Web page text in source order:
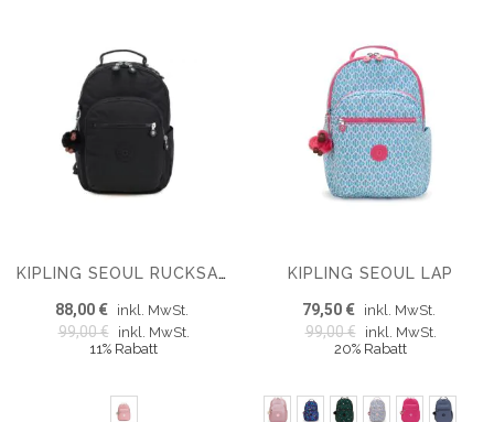
KIPLING SEOUL RUCKSACK
88,00 € inkl. MwSt.
99,00 €
inkl. MwSt.
11% Rabatt
KIPLING SEOUL LAP
79,50 € inkl. MwSt.
99,00 €
inkl. MwSt.
20% Rabatt